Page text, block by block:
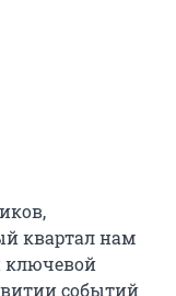
квартал нам
ключевой
событий